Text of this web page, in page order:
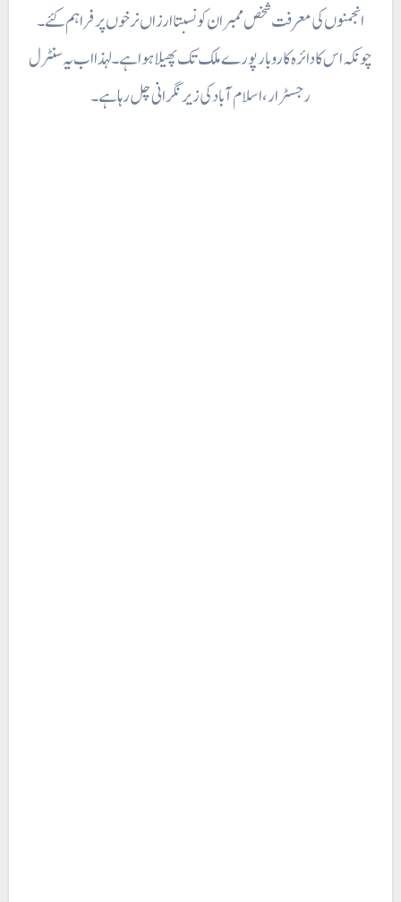
انجمنوں کی معرفت شخص ممبران کو نسبتا ارزاں نرخوں پر فراہم کئے ۔
چونکہ اس کا دائرہ کاروبار پورے ملک تک پھیلا ہوا ہے۔ لہذا اب یہ سنٹرل
رجسٹرار، اسلام آباد کی زیر نگرانی چل رہا ہے۔